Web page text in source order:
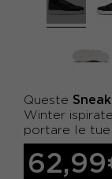
Queste
Winter
portare le tue